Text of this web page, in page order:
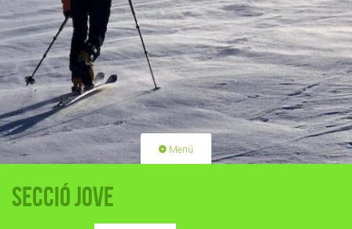
Menú
Secció Jove